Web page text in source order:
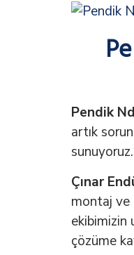
Pendik
artık
Çınar
montaj ve
ekibimizin
çözüme